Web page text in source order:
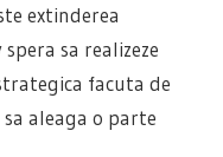
extinderea
sa realizeze
facuta de
aleaga o parte